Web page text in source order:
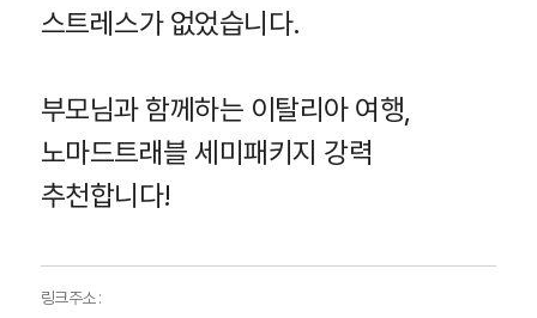
스트레스가 없었습니다.
부모님과 함께하는 이탈리아 여행,
노마드트래블 세미패키지 강력
추천합니다!
링크주소 :